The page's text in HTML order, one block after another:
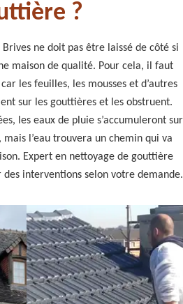
?
ne doit pas être laissé de côté si
maison de qualité. Pour cela, il faut
les feuilles, les mousses et d’autres
sur les gouttières et les obstruent.
les eaux de pluie s’accumuleront sur
l’eau trouvera un chemin qui va
Expert en nettoyage de gouttière
des interventions selon votre demande.